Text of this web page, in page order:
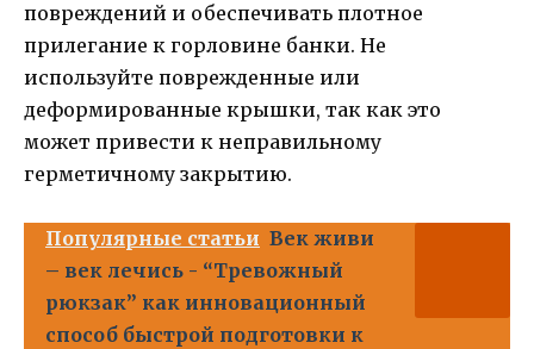
повреждений и обеспечивать плотное
прилегание к горловине банки. Не
используйте поврежденные или
деформированные крышки, так как это
может привести к неправильному
герметичному закрытию.
Популярные статьи Век живи
– век лечись - “Тревожный
рюкзак” как инновационный
способ быстрой подготовки к